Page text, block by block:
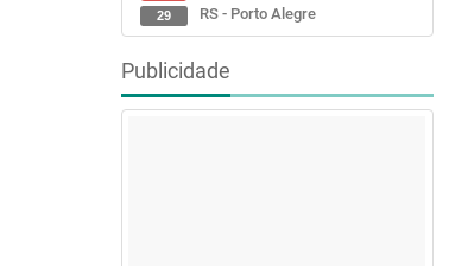
RS - Porto Alegre
29
Publicidade